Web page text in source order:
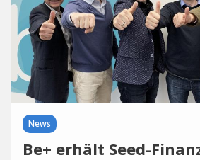
News
Be+ erhält Seed-